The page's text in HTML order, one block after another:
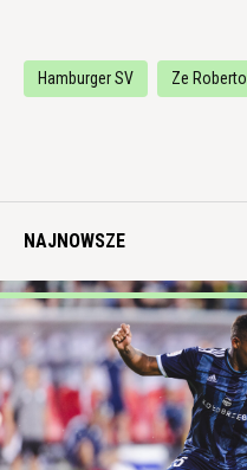
Hamburger SV Ze Roberto
NAJNOWSZE